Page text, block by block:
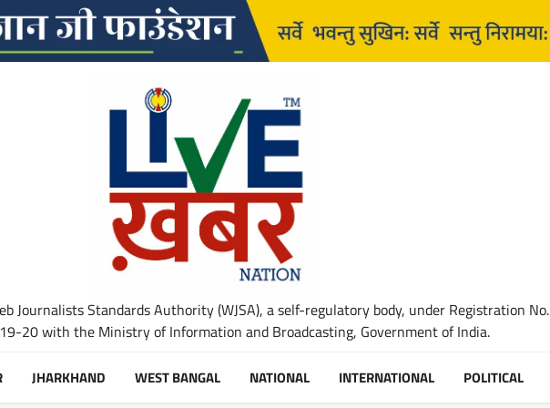
Journalists Standards Authority (WJSA), a self-regulatory body, under Registration No.
20 with the Ministry of Information and Broadcasting, Government of India.
JHARKHAND WEST BANGAL NATIONAL INTERNATIONAL POLITICAL